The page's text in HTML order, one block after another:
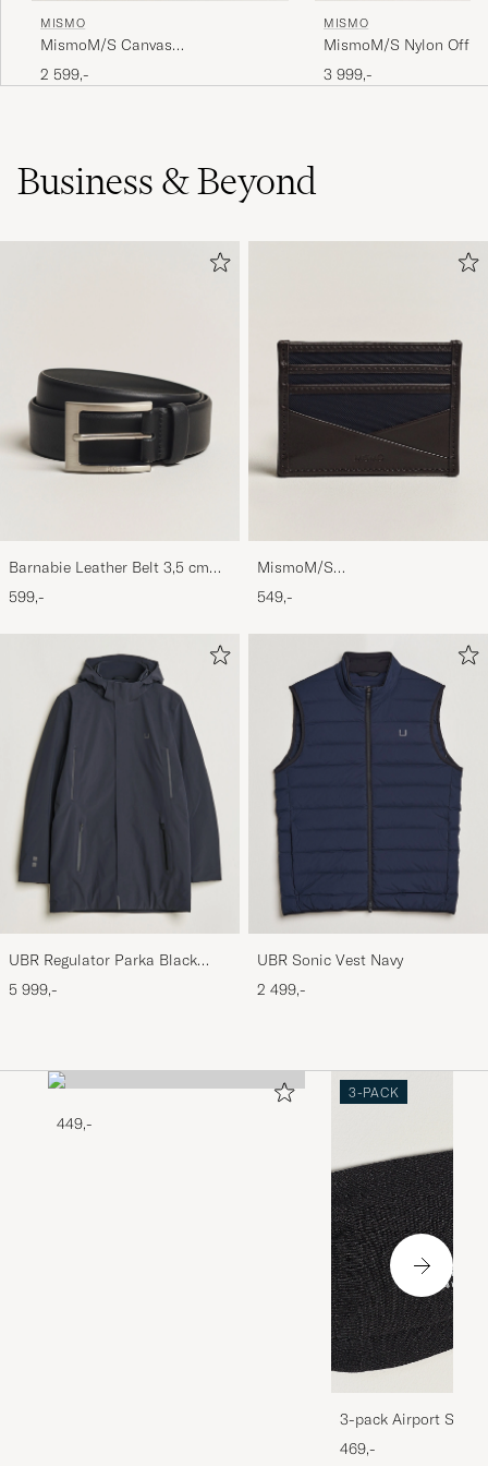
MISMO
MismoM/S Canvas
ShopperArmy/Dark Brown
2 599,-
MISMO
MismoM/S Nylon
Brown
3 999,-
Business & Beyond
Barnabie Leather Belt 3,5 cm
Black
599,-
MismoM/S
CardholderNavy/Dark Brown
549,-
UBR Regulator Parka Black
Storm
5 999,-
UBR Sonic Vest Navy
2 499,-
449,-
3-PACK
3-pack Airport
Melange
469,-